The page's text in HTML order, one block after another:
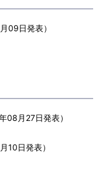
09日発表）
08月27日発表）
10日発表）